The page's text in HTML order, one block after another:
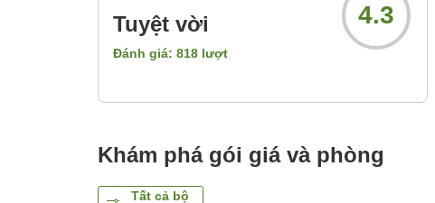
Tuyệt vời
Đánh giá: 818 lượt
4.3
Khám phá gói giá và phòng
Tất cả bộ